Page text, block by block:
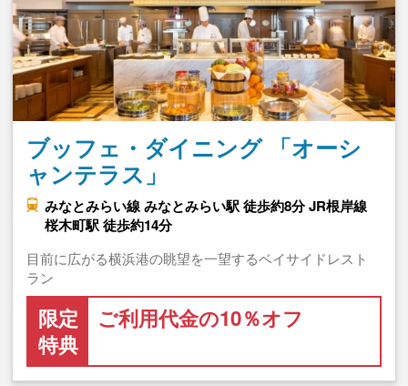
ブッフェ・ダイニング 「オーシ
ャンテラス」
みなとみらい線 みなとみらい駅 徒歩約8分 JR根岸線
桜木町駅 徒歩約14分
目前に広がる横浜港の眺望を一望するベイサイドレスト
ラン
限定
特典
ご利用代金の10％オフ